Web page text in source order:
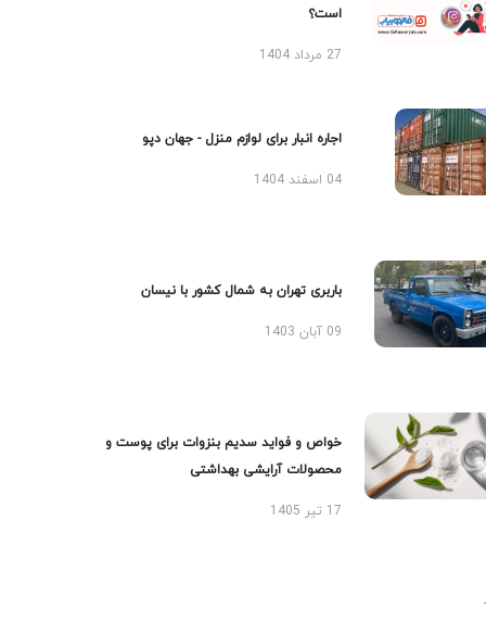
است؟
27 مرداد 1404
اجاره انبار برای لوازم منزل - جهان دپو
04 اسفند 1404
باربری تهران به شمال کشور با نیسان
09 آبان 1403
خواص و فواید سدیم بنزوات برای پوست و
محصولات آرایشی بهداشتی
17 تیر 1405